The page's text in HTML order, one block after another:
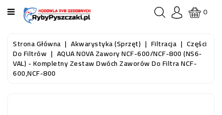
KATEGORIA
STRONA
GŁÓWNA
RYBY
0
Strona Główna Akwarystyka (sprzęt) Filtracja Części
Do Filtrów AQUA NOVA Zawory NCF-600/NCF-800 (NS6-
VAL) - Kompletny Zestaw Dwóch Zaworów Do Filtra NCF-
600,NCF-800